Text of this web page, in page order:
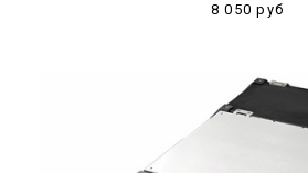
8 050 руб